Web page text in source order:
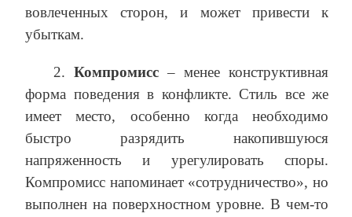
вовлеченных сторон, и может привести к
убыткам.
2. Компромисс – менее конструктивная
форма поведения в конфликте. Стиль все же
имеет место, особенно когда необходимо
быстро разрядить накопившуюся
напряженность и урегулировать споры.
Компромисс напоминает «сотрудничество», но
выполнен на поверхностном уровне. В чем-то